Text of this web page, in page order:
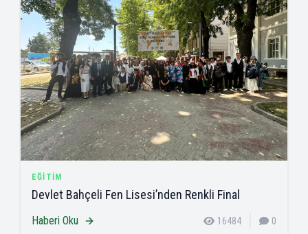
EĞITIM
Devlet Bahçeli Fen Lisesi’nden Renkli Final
Haberi Oku 16484 0